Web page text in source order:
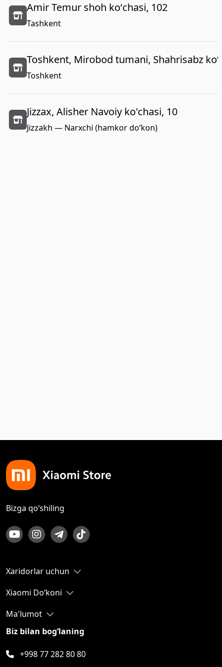
Amir Temur shoh koʻchasi, 102
Tashkent
Toshkent, Mirobod tumani, Shahrisabz
Toshkent
Jizzax, Alisher Navoiy ko'chasi, 10
Jizzakh — Narxchi (hamkor do‘kon)
Bizga qo‘shiling
Xaridorlar uchun
Xiaomi Do‘koni
Ma'lumot
Biz bilan bog‘laning
+998 77 282 80 80